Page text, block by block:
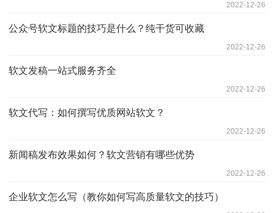
2022-12-26
公众号软文标题的技巧是什么？纯干货可收藏
2022-12-26
软文发稿一站式服务齐全
2022-12-26
软文代写：如何撰写优质网站软文？
2022-12-26
新闻稿发布效果如何？软文营销有哪些优势
2022-12-26
企业软文怎么写（教你如何写高质量软文的技巧）